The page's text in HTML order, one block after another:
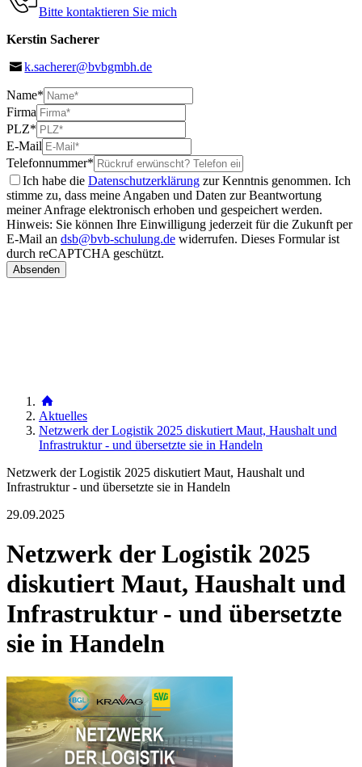
Bitte kontaktieren Sie mich
Kerstin Sacherer
k.sacherer@bvbgmbh.de
Name*
Firma
PLZ*
E-Mail
Telefonnummer*
Ich habe die Datenschutzerklärung zur Kenntnis genommen. Ich
stimme zu, dass meine Angaben und Daten zur Beantwortung
meiner Anfrage elektronisch erhoben und gespeichert werden.
Hinweis: Sie können Ihre Einwilligung jederzeit für die Zukunft per
E-Mail an dsb@bvb-schulung.de widerrufen. Dieses Formular ist
durch reCAPTCHA geschützt.
Aktuelles
Netzwerk der Logistik 2025 diskutiert Maut, Haushalt und
Infrastruktur - und übersetzte sie in Handeln
Netzwerk der Logistik 2025 diskutiert Maut, Haushalt und
Infrastruktur - und übersetzte sie in Handeln
29.09.2025
Netzwerk der Logistik 2025
diskutiert Maut, Haushalt und
Infrastruktur - und übersetzte
sie in Handeln